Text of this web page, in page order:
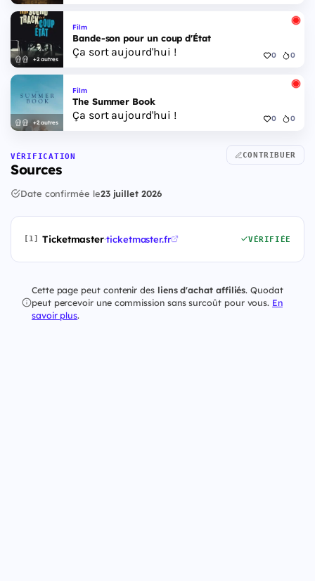
+2 autres
Film
Bande-son pour un coup d'État
Ça sort aujourd'hui ! 0 0
+2 autres
Film
The Summer Book
Ça sort aujourd'hui ! 0 0
VÉRIFICATION
Sources
CONTRIBUER
Date confirmée le23 juillet 2026
[1] Ticketmaster·ticketmaster.fr VÉRIFIÉE
Cette page peut contenir des liens d'achat affiliés. Quodat
peut percevoir une commission sans surcoût pour vous. En
savoir plus.